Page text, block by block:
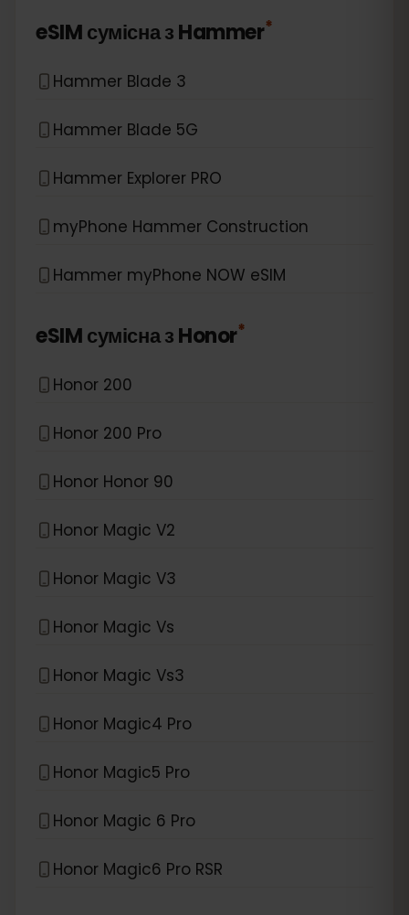
eSIM сумісна зHammer*
Hammer Blade 3
Hammer Blade 5G
Hammer Explorer PRO
myPhone Hammer Construction
Hammer myPhone NOW eSIM
eSIM сумісна зHonor*
Honor 200
Honor 200 Pro
Honor Honor 90
Honor Magic V2
Honor Magic V3
Honor Magic Vs
Honor Magic Vs3
Honor Magic4 Pro
Honor Magic5 Pro
Honor Magic 6 Pro
Honor Magic6 Pro RSR